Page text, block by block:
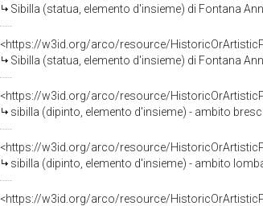
Sibilla (statua, elemento d'insieme) di Fontana
<https://w3id.org/arco/resource/
Sibilla (statua, elemento d'insieme) di Fontana
<https://w3id.org/arco/resource/
sibilla (dipinto, elemento d'insieme) - ambito
<https://w3id.org/arco/resource/
sibilla (dipinto, elemento d'insieme) - ambito
<https://w3id.org/arco/resource/